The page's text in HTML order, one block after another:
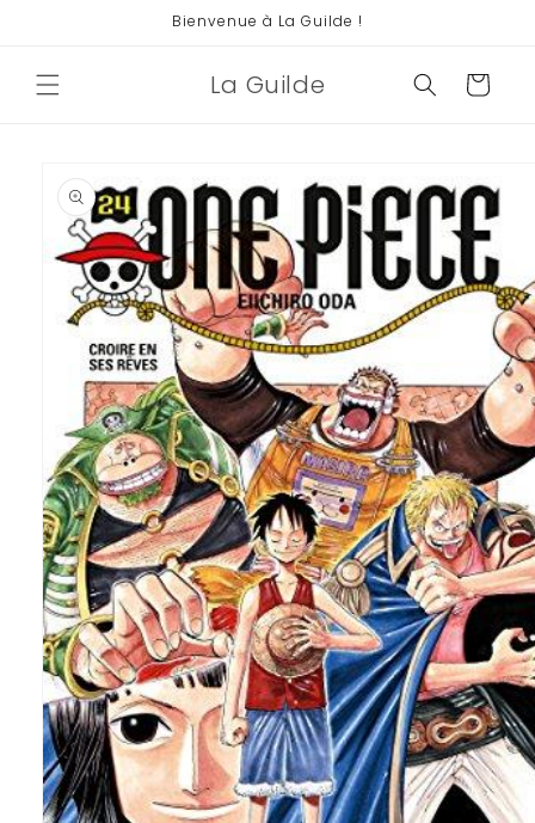
contenu
Bienvenue à La Guilde !
La Guilde Panier
informations
produits